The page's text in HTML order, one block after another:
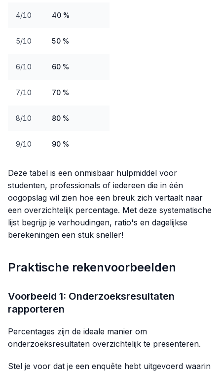
4/10 40 %
5/10 50 %
6/10 60 %
7/10 70 %
8/10 80 %
9/10 90 %
Deze tabel is een onmisbaar hulpmiddel voor
studenten, professionals of iedereen die in één
oogopslag wil zien hoe een breuk zich vertaalt naar
een overzichtelijk percentage. Met deze systematische
lijst begrijp je verhoudingen, ratio's en dagelijkse
berekeningen een stuk sneller!
Praktische rekenvoorbeelden
Voorbeeld 1: Onderzoeksresultaten
rapporteren
Percentages zijn de ideale manier om
onderzoeksresultaten overzichtelijk te presenteren.
Stel je voor dat je een enquête hebt uitgevoerd waarin